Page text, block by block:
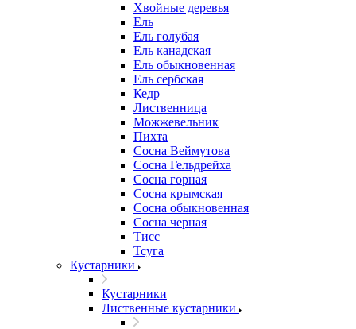
Хвойные деревья
Ель
Ель голубая
Ель канадская
Ель обыкновенная
Ель сербская
Кедр
Лиственница
Можжевельник
Пихта
Сосна Веймутова
Сосна Гельдрейха
Сосна горная
Сосна крымская
Сосна обыкновенная
Сосна черная
Тисс
Тсуга
Кустарники
Кустарники
Лиственные кустарники